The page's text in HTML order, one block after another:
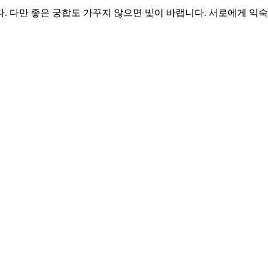
다만 좋은 궁합도 가꾸지 않으면 빛이 바랩니다. 서로에게 익